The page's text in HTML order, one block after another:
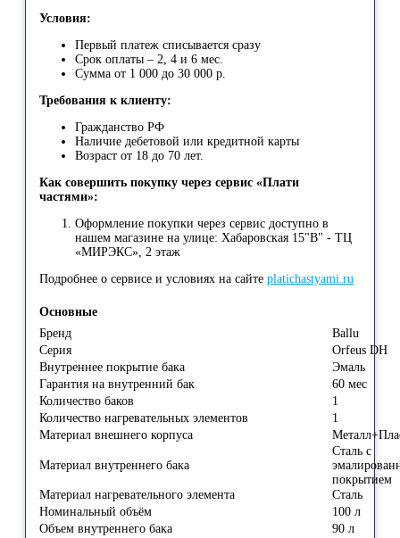
Условия:
Первый платеж списывается сразу
Срок оплаты – 2, 4 и 6 мес.
Сумма от 1 000 до 30 000 р.
Требования к клиенту:
Гражданство РФ
Наличие дебетовой или кредитной карты
Возраст от 18 до 70 лет.
Как совершить покупку через сервис «Плати
частями»:
Оформление покупки через сервис доступно в
нашем магазине на улице: Хабаровская 15"В" - ТЦ
«МИРЭКС», 2 этаж
Подробнее о сервисе и условиях на сайте platichastyami.ru
Основные
Бренд
Ballu
Серия
Orfeus DH
Внутреннее покрытие бака
Эмаль
Гарантия на внутренний бак
60 мес
Количество баков
1
Количество нагревательных элементов
1
Материал внешнего корпуса
Материал внутреннего бака
Сталь с
покрытием
Материал нагревательного элемента
Сталь
Номинальный объём
100 л
Объем внутреннего бака
90 л